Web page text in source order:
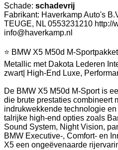
Schade: schadevrij
Fabrikant: Haverkamp Auto's
TEUGE, NL 0553231210 http://
info@haverkamp.nl
⭐ BMW X5 M50d M-
Metallic met Dakota Lederen
zwart| High-End Luxe,
De BMW X5 M50d M-Sport is
die brute prestaties combineert
indrukwekkende technologie
talrijke high-end opties zoals
Sound System, Night Vision,
BMW Executive-, Comfort- en
X5 een ongeëvenaarde